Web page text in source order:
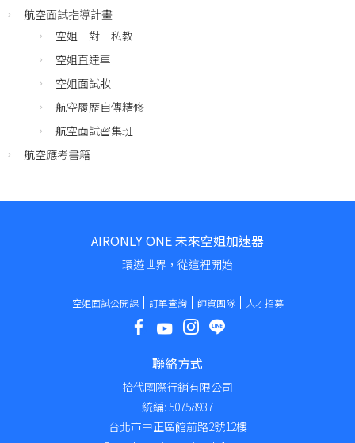
航空面試指導計畫
空姐一對一私教
空姐直達車
空姐面試妝
航空履歷自傳精修
航空面試密集班
航空應考書籍
AIRONLY ONE 未來空姐加速器
環遊世界，從這裡開始
空姐面試公開課 訂單查詢 師資團隊 人才招募
聯絡方式
拾代國際行銷有限公司
統編: 50758937
台北市中正區館前路2號12樓